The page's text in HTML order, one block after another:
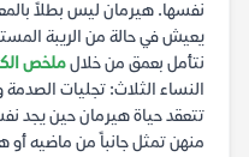
نفسها. هيرمان ليس بطلاً
يعيش في حالة من الريبة
نتأمل بعمق من خلالملخص
النساء الثلاث: تجليات الصدمة
تتعقد حياة هيرمان حين يجد
منهن تمثل جانباً من ماضيه أو